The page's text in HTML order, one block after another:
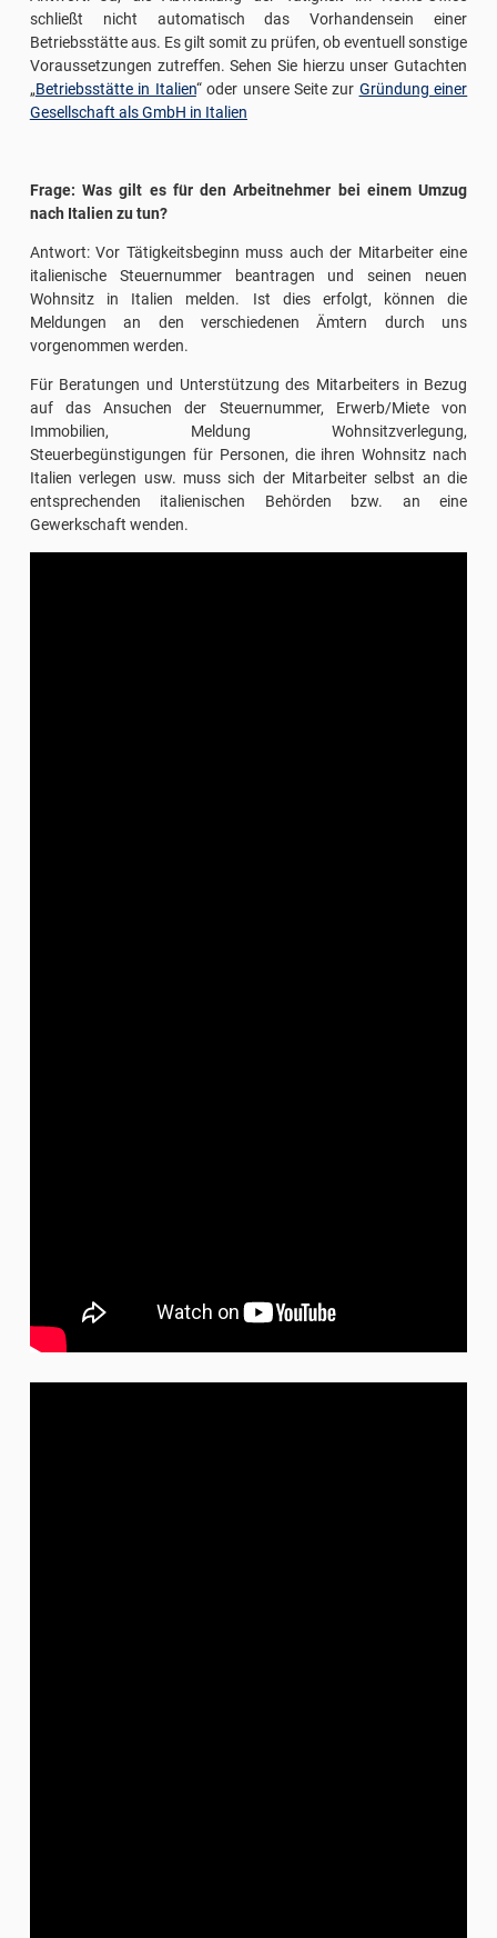
schließt nicht automatisch das Vorhandensein einer
Betriebsstätte aus. Es gilt somit zu prüfen, ob eventuell sonstige
Voraussetzungen zutreffen. Sehen Sie hierzu unser Gutachten
„Betriebsstätte in Italien“ oder unsere Seite zur Gründung einer
Gesellschaft als GmbH in Italien
Frage: Was gilt es für den Arbeitnehmer bei einem Umzug
nach Italien zu tun?
Antwort: Vor Tätigkeitsbeginn muss auch der Mitarbeiter eine
italienische Steuernummer beantragen und seinen neuen
Wohnsitz in Italien melden. Ist dies erfolgt, können die
Meldungen an den verschiedenen Ämtern durch uns
vorgenommen werden.
Für Beratungen und Unterstützung des Mitarbeiters in Bezug
auf das Ansuchen der Steuernummer, Erwerb/Miete von
Immobilien, Meldung Wohnsitzverlegung,
Steuerbegünstigungen für Personen, die ihren Wohnsitz nach
Italien verlegen usw. muss sich der Mitarbeiter selbst an die
entsprechenden italienischen Behörden bzw. an eine
Gewerkschaft wenden.